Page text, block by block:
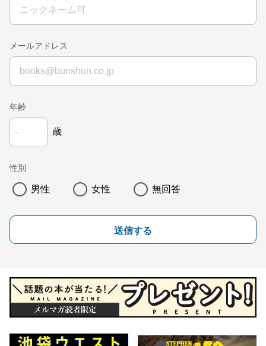
メールアドレス
年齢
歳
性別
男性 女性 無回答
送信する